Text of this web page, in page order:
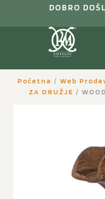
DOBRO
Početna / Web
ZA ORUŽJE /